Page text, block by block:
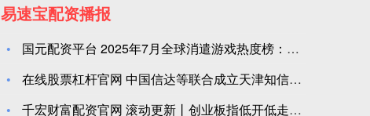
易速宝配资播报
国元配资平台 2025年7月全球消遣游戏热度榜：轻松解压，谁
在线股票杠杆官网 中国信达等联合成立天津知信致远投资合伙企业
千宏财富配资官网 滚动更新丨创业板指低开低走跌3.36%，新